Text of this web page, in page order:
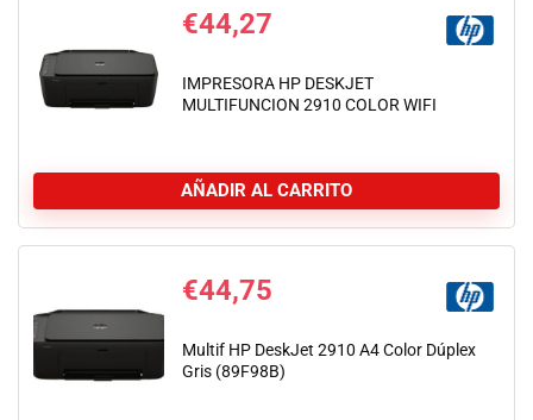
€44,27
IMPRESORA HP DESKJET
MULTIFUNCION 2910 COLOR WIFI
AÑADIR AL CARRITO
€44,75
Multif HP DeskJet 2910 A4 Color Dúplex
Gris (89F98B)